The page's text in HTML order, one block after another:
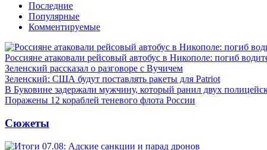
Последние
Популярные
Комментируемые
Россияне атаковали рейсовый автобус в Никополе: погиб
Зеленский рассказал о разговоре с Вучичем
Зеленский: США будут поставлять ракеты для Patriot
В Буковине задержали мужчину, который ранил двух
Поражены 12 кораблей теневого флота России
Сюжеты